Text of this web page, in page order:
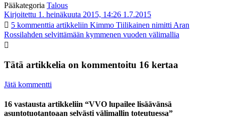
Pääkategoria Talous
Kirjoitettu 1. heinäkuuta 2015, 14:26 1.7.2015
5 kommenttia artikkeliin Kimmo Tiilikainen nimitti Aran
Rossilahden selvittämään kymmenen vuoden välimallia
Tätä artikkelia on kommentoitu 16 kertaa
Jätä kommentti
16 vastausta artikkeliin “VVO lupailee lisäävänsä
asuntotuotantoaan selvästi välimallin toteutuessa”